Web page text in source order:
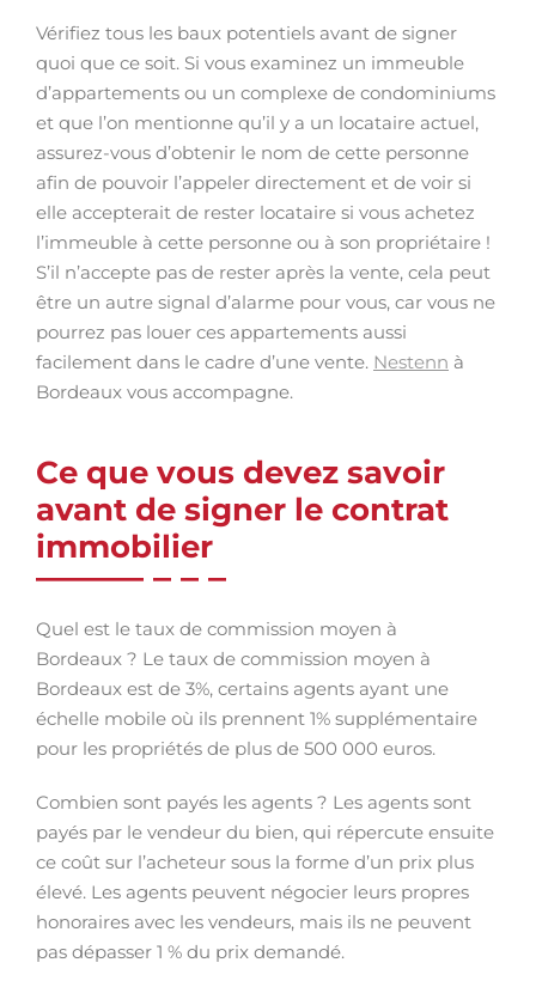
Vérifiez tous les baux potentiels avant de signer
quoi que ce soit. Si vous examinez un immeuble
d’appartements ou un complexe de condominiums
et que l’on mentionne qu’il y a un locataire actuel,
assurez-vous d’obtenir le nom de cette personne
afin de pouvoir l’appeler directement et de voir si
elle accepterait de rester locataire si vous achetez
l’immeuble à cette personne ou à son propriétaire !
S’il n’accepte pas de rester après la vente, cela peut
être un autre signal d’alarme pour vous, car vous ne
pourrez pas louer ces appartements aussi
facilement dans le cadre d’une vente. Nestenn à
Bordeaux vous accompagne.
Ce que vous devez savoir
avant de signer le contrat
immobilier
Quel est le taux de commission moyen à
Bordeaux ? Le taux de commission moyen à
Bordeaux est de 3%, certains agents ayant une
échelle mobile où ils prennent 1% supplémentaire
pour les propriétés de plus de 500 000 euros.
Combien sont payés les agents ? Les agents sont
payés par le vendeur du bien, qui répercute ensuite
ce coût sur l’acheteur sous la forme d’un prix plus
élevé. Les agents peuvent négocier leurs propres
honoraires avec les vendeurs, mais ils ne peuvent
pas dépasser 1 % du prix demandé.